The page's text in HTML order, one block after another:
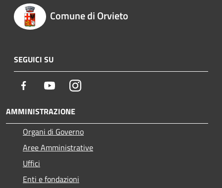
Comune di Orvieto
SEGUICI SU
Facebook YoutubeInstagram
AMMINISTRAZIONE
Organi di Governo
Aree Amministrative
Uffici
Enti e fondazioni